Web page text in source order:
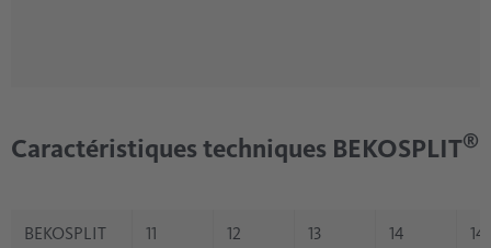
Caractéristiques techniques BEKOSPLIT®
BEKOSPLIT 11 12 13 14 14s